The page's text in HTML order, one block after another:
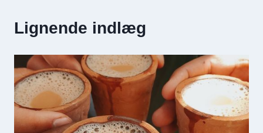
Lignende indlæg